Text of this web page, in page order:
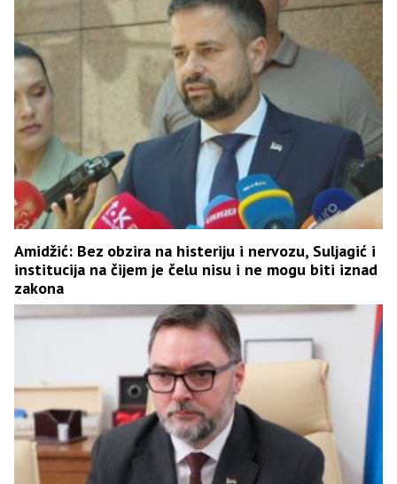
Amidžić: Bez obzira na histeriju i nervozu, Suljagić i
institucija na čijem je čelu nisu i ne mogu biti iznad
zakona